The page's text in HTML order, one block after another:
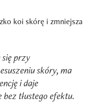
koi skórę i zmniejsza
przy
skóry, ma
i daje
tłustego efektu.